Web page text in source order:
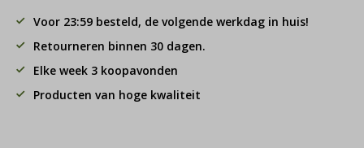
Voor 23:59 besteld, de volgende werkdag in huis!
Retourneren binnen 30 dagen.
Elke week 3 koopavonden
Producten van hoge kwaliteit